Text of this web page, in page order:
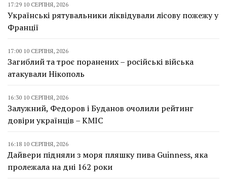
17:29 10 СЕРПНЯ, 2026
Українські рятувальники ліквідували лісову пожежу у
Франції
17:00 10 СЕРПНЯ, 2026
Загиблий та троє поранених – російські війська
атакували Нікополь
16:30 10 СЕРПНЯ, 2026
Залужний, Федоров і Буданов очолили рейтинг
довіри українців – КМІС
16:18 10 СЕРПНЯ, 2026
Дайвери підняли з моря пляшку пива Guinness, яка
пролежала на дні 162 роки